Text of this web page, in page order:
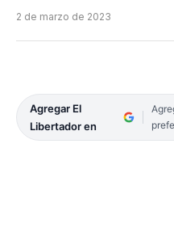
2 de marzo de 2023
Agregar El
Libertador en